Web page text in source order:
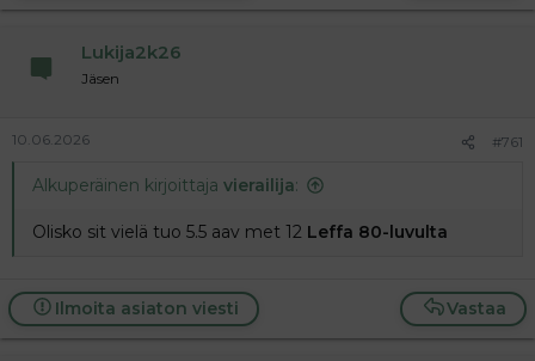
Lukija2k26
Jäsen
10.06.2026 #761
Alkuperäinen kirjoittaja vierailija:
Olisko sit vielä tuo 5.5 aav met 12 Leffa 80-luvulta
Vastaa
Ilmoita asiaton viesti